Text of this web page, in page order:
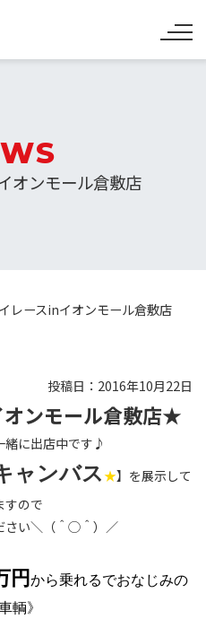
オンモール倉敷店
レースinイオンモール倉敷店
投稿日：2016年10月22日
ンモール倉敷店★
緒に出店中です♪
ャンバス★】を展示して
すので
さい＼（＾◯＾）／
円 から乗れるでおなじみの
輌》